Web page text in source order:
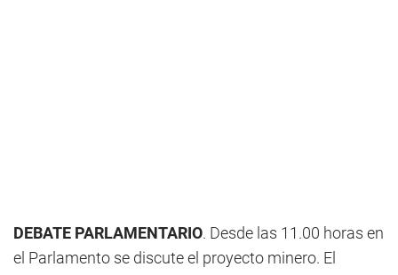
DEBATE PARLAMENTARIO. Desde las 11.00 horas en
el Parlamento se discute el proyecto minero. El